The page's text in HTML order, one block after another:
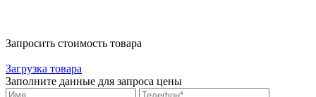
Запросить стоимость товара
Загрузка товара
Заполните данные для запроса цены